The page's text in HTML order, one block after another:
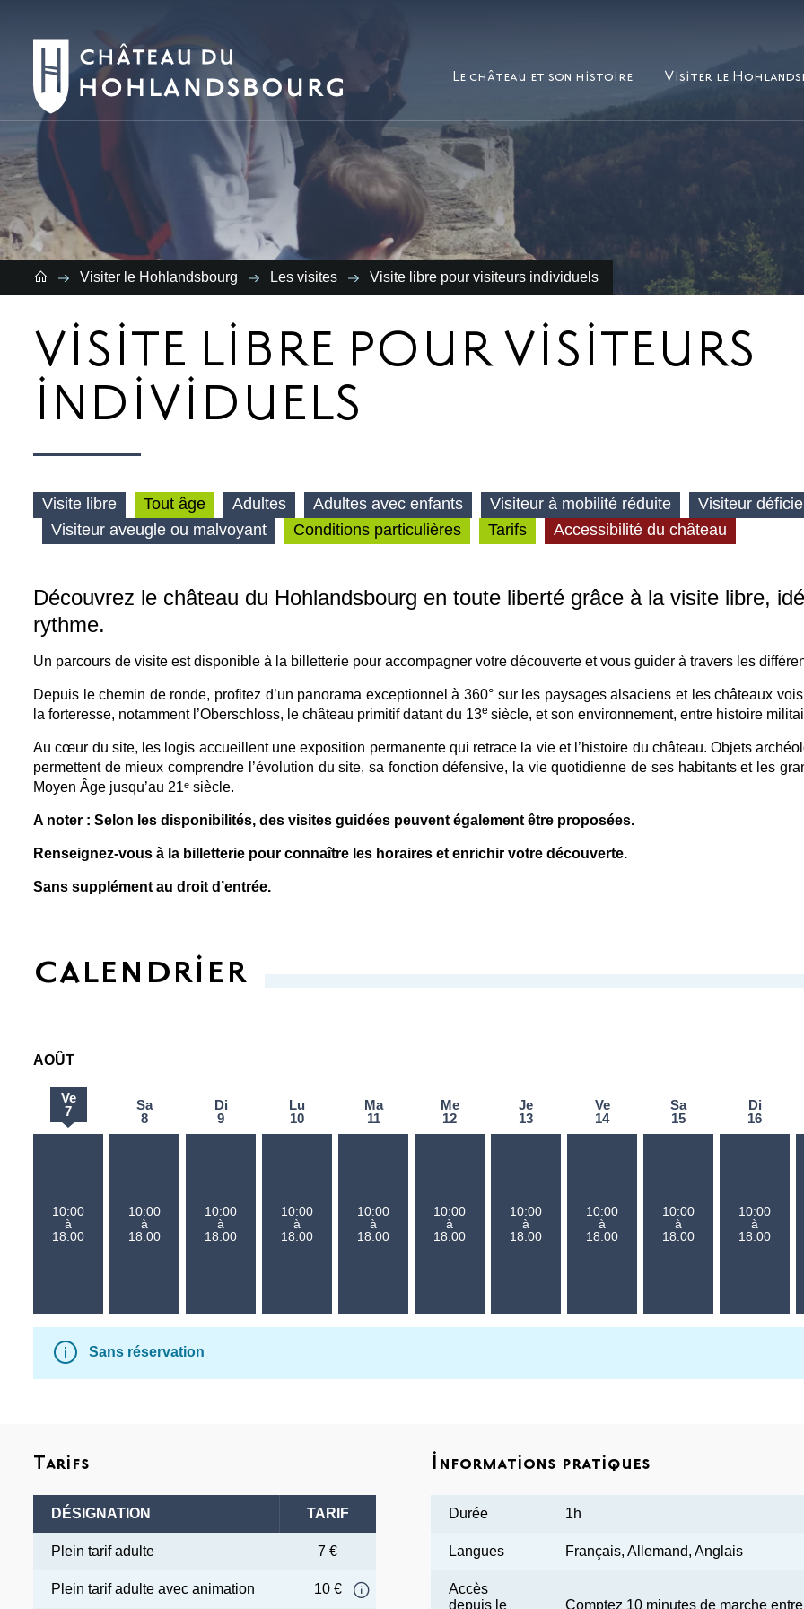
Le château et son histoire Visiter le
Vousrecherchez ?
Visiter le Hohlandsbourg Les visites Visite libre pour visiteurs individuels
VISITE LIBRE POUR VISITEURS
INDIVIDUELS
Visite libre Tout âge Adultes Adultes avec enfants Visiteur à mobilité réduite
Visiteur
Visiteur aveugle ou malvoyant
Conditions particulières Tarifs Accessibilité du château
Découvrez le château du Hohlandsbourg en toute liberté grâce à la visite libre,
rythme.
Un parcours de visite est disponible à la billetterie pour accompagner votre découverte et vous guider à travers les
Depuis le chemin de ronde, profitez d’un panorama exceptionnel à 360° sur les paysages alsaciens et les châteaux
la forteresse, notamment l’Oberschloss, le château primitif datant du 13e siècle, et son environnement, entre histoire
Au cœur du site, les logis accueillent une exposition permanente qui retrace la vie et l’histoire du château. Objets
permettent de mieux comprendre l’évolution du site, sa fonction défensive, la vie quotidienne de ses habitants et les
Moyen Âge jusqu’au 21ᵉ siècle.
A noter : Selon les disponibilités, des visites guidées peuvent également être proposées.
Renseignez-vous à la billetterie pour connaître les horaires et enrichir votre découverte.
Sans supplément au droit d’entrée.
CALENDRIER
AOÛT
Ve
7vendredi 7 août
10:00
à
18:00
Sa
8samedi 8 août
10:00
à
18:00
Di
9dimanche 9 août
10:00
à
18:00
Lu
10lundi 10 août
10:00
à
18:00
Ma
11 mardi 11 août
10:00
à
18:00
Me
12mercredi 12 août
10:00
à
18:00
Je
13jeudi 13 août
10:00
à
18:00
Ve
14vendredi 14 août
10:00
à
18:00
Sa
15samedi 15 août
10:00
à
18:00
Di
16
10:00
à
18:00
Sans réservation
Tarifs
DÉSIGNATION TARIF
Plein tarif adulte 7 €
Plein tarif adulte avec animation 10 €
Informations pratiques
Durée 1h
Langues Français, Allemand, Anglais
Accès
depuis le
Comptez 10 minutes de marche